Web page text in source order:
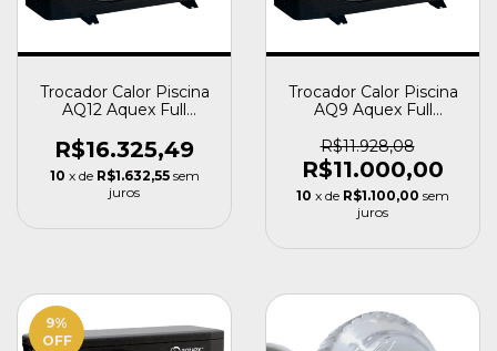
Trocador Calor Piscina
AQ12 Aquex Full
R$16.325,49
10 x de R$1.632,55 sem
juros
Trocador Calor Piscina
AQ9 Aquex Full
R$11.928,08
R$11.000,00
10 x de R$1.100,00 sem
juros
9%
OFF